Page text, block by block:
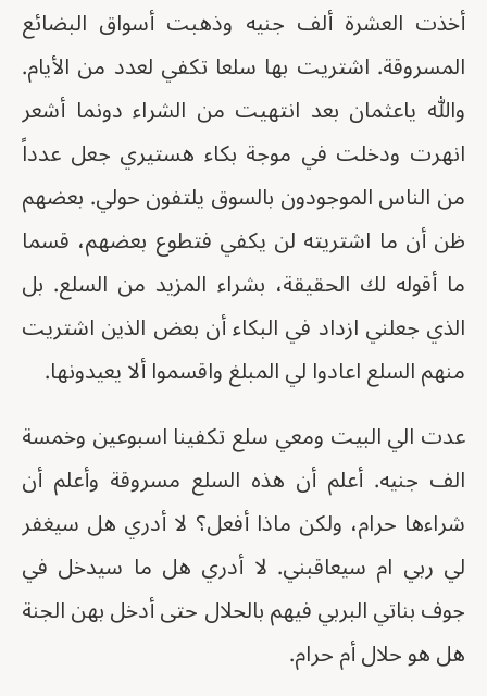
أخذت العشرة ألف جنيه وذهبت أسواق البضائع
المسروقة. اشتريت بها سلعا تكفي لعدد من الأيام.
والله ياعثمان بعد انتهيت من الشراء دونما أشعر
انهرت ودخلت في موجة بكاء هستيري جعل عدداً
من الناس الموجودون بالسوق يلتفون حولي. بعضهم
ظن أن ما اشتريته لن يكفي فتطوع بعضهم، قسما
ما أقوله لك الحقيقة، بشراء المزيد من السلع. بل
الذي جعلني ازداد في البكاء أن بعض الذين اشتريت
منهم السلع اعادوا لي المبلغ واقسموا ألا يعيدونها.
عدت الي البيت ومعي سلع تكفينا اسبوعين وخمسة
الف جنيه. أعلم أن هذه السلع مسروقة وأعلم أن
شراءها حرام، ولكن ماذا أفعل؟ لا أدري هل سيغفر
لي ربي ام سيعاقبني. لا أدري هل ما سيدخل في
جوف بناتي البربي فيهم بالحلال حتى أدخل بهن الجنة
هل هو حلال أم حرام.